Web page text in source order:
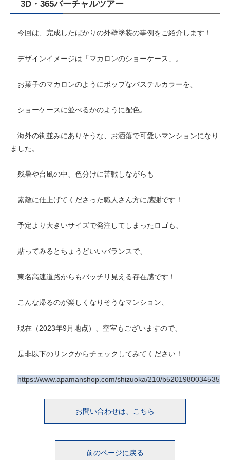
3D・365バーチャルツアー
今回は、完成したばかりの外壁塗装の事例をご紹介します！
デザインイメージは「マカロンのショーケース」。
お菓子のマカロンのようにポップなパステルカラーを、
ショーケースに並べるかのように配色。
海外の街並みにありそうな、お洒落で可愛いマンションになり
ました。
残暑や台風の中、色分けに苦戦しながらも
素敵に仕上げてくださった職人さん方に感謝です！
予定より大きいサイズで発注してしまったロゴも、
貼ってみるとちょうどいいバランスで、
東名高速道路からもバッチリ見える存在感です！
こんな帰るのが楽しくなりそうなマンション、
現在（2023年9月地点）、空室もございますので、
是非以下のリンクからチェックしてみてください！
https://www.apamanshop.com/shizuoka/210/b52019800345355/
お問い合わせは、こちら
前のページに戻る